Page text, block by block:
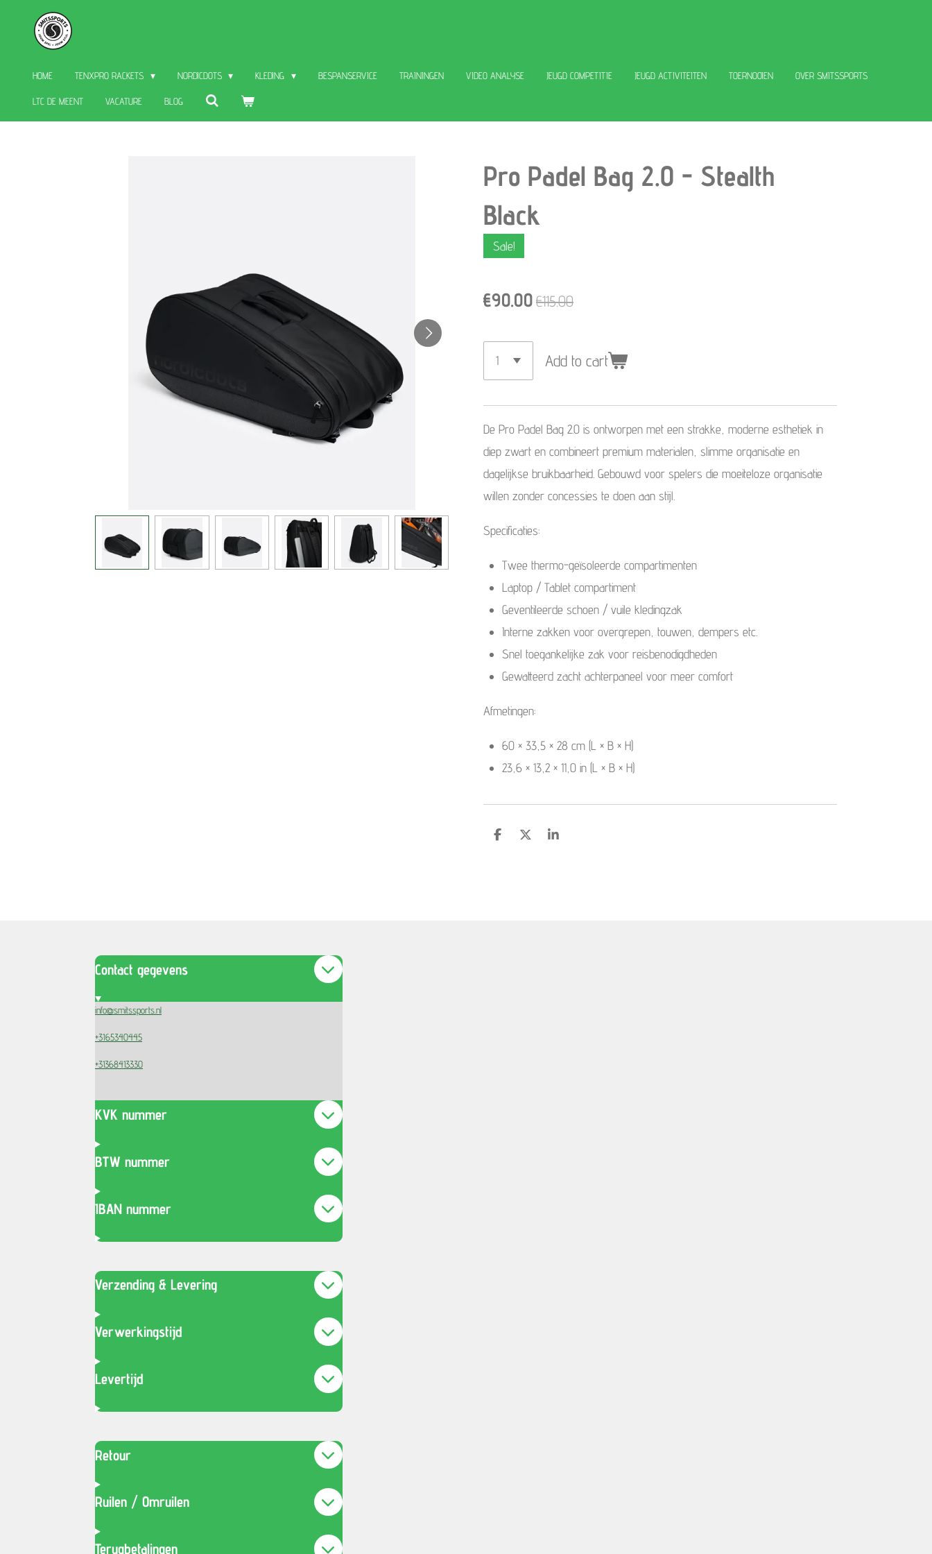
content
HOME TENXPRO RACKETS NORDICDOTS KLEDING BESPANSERVICE TRAININGEN VIDEO ANALYSE JEUGD COMPETITIE JEUGD ACTIVITEITEN TOERNOOIEN OVER SMITSSPORTS
LTC DE MEENT VACATURE BLOG
Pro Padel Bag 2.0 - Stealth
Black
Sale!
€90.00€115.00
Add to cart
De Pro Padel Bag 2.0 is ontworpen met een strakke, moderne esthetiek in
diep zwart en combineert premium materialen, slimme organisatie en
dagelijkse bruikbaarheid. Gebouwd voor spelers die moeiteloze organisatie
willen zonder concessies te doen aan stijl.
Specificaties:
Twee thermo-geïsoleerde compartimenten
Laptop / Tablet compartiment
Geventileerde schoen / vuile kledingzak
Interne zakken voor overgrepen, touwen, dempers etc.
Snel toegankelijke zak voor reisbenodigdheden
Gewatteerd zacht achterpaneel voor meer comfort
Afmetingen:
60 × 33,5 × 28 cm (L × B × H)
23,6 × 13,2 × 11,0 in (L × B × H)
S
S
S
Contact gegevens
info@smitssports.nl
+3165340445
+31368413330
KVK nummer
BTW nummer
IBAN nummer
Verzending & Levering
Verwerkingstijd
Levertijd
Retour
Ruilen / Omruilen
Terugbetalingen